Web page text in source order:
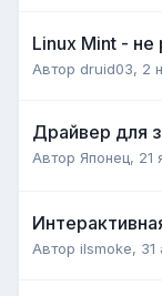
Linux Mint -
Автор druid03, 2
Драйвер для
Автор Японец, 21
Автор ilsmoke, 31